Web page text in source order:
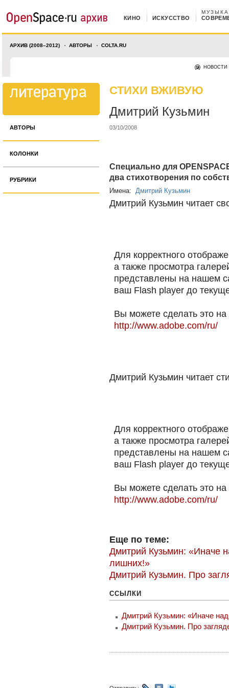
КИНО ИСКУССТВО
МУЗЫКА
АРХИВ (2008–2012) АВТОРЫ COLTA.RU
НОВОСТИ
АВТОРЫ
КОЛОНКИ
РУБРИКИ
СТИХИ ВЖИВУЮ
Дмитрий Кузьмин
03/10/2008
Специально для
два стихотворения по
Имена: Дмитрий Кузьмин
Дмитрий Кузьмин читает
Для корректного
а также просмотра
представлены на нашем
ваш Flash player до
Вы можете сделать это
http://www.adobe.com/ru/
Дмитрий Кузьмин читает
Для корректного
а также просмотра
представлены на нашем
ваш Flash player до
Вы можете сделать это
http://www.adobe.com/ru/
Еще по теме:
Дмитрий Кузьмин: «Иначе
лишних!»
Дмитрий Кузьмин. Про
ССЫЛКИ
Дмитрий Кузьмин: «Иначе
Дмитрий Кузьмин. Про